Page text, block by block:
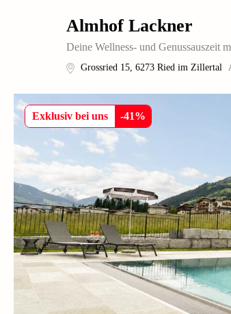
Almhof Lackner
Deine Wellness- und Genussauszeit
Grossried 15, 6273 Ried im Zillertal
Exklusiv bei uns -41%